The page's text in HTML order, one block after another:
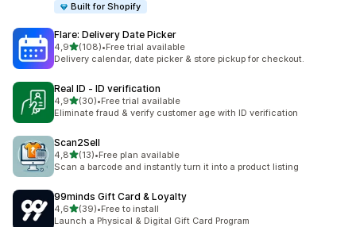
Built for Shopify
Flare: Delivery Date Picker
4,9av 5 stjerner
(108)
Totalt 108 omtaler
•Free trial available
Delivery calendar, date picker & store pickup for checkout.
Real ID ‑ ID verification
4,9av 5 stjerner
(30)
Totalt 30 omtaler
•Free trial available
Eliminate fraud & verify customer age with ID verification
Scan2Sell
4,8av 5 stjerner
(13)
Totalt 13 omtaler
•Free plan available
Scan a barcode and instantly turn it into a product listing
99minds Gift Card & Loyalty
4,6av 5 stjerner
(39)
Totalt 39 omtaler
•Free to install
Launch a Physical & Digital Gift Card Program